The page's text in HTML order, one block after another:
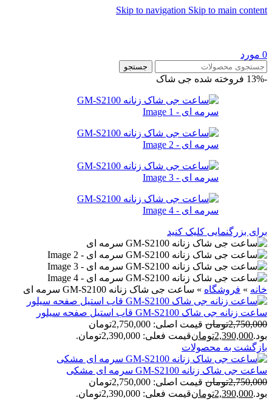
Skip to navigation Skip to main content
0 مورد
جستجو
-13% فروخته شده جی شاک
برای بزرگنمایی کلیک کنید
خانه » فروشگاه » ساعت جی شاک زنانه GM-S2100 سرمه ای
ساعت زنانه جی شاک GM-S2100 قاب استیل صفحه سیلور
2,750,000تومان
قیمت اصلی: 2,750,000تومان
بود.2,390,000تومانقیمت فعلی: 2,390,000تومان.
بازگشت به محصولات
ساعت جی شاک زنانه GM-S2100 سرمه ای مشکی
2,750,000تومان
قیمت اصلی: 2,750,000تومان
بود.2,390,000تومانقیمت فعلی: 2,390,000تومان.